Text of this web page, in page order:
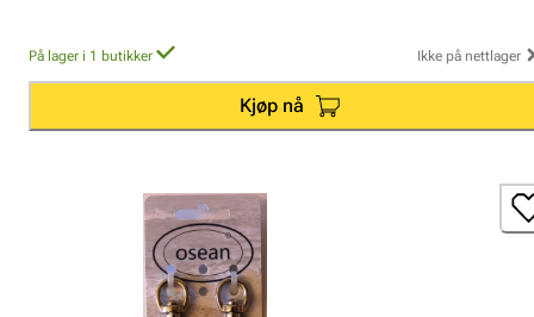
På lager i 1 butikker Ikke på nettlager
Kjøp nå